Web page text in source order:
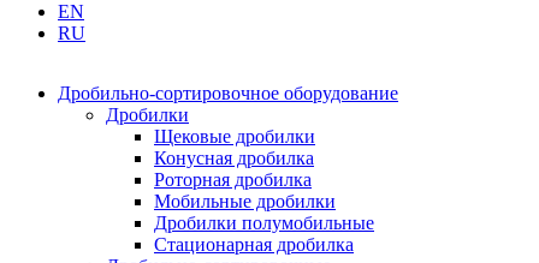
EN
RU
Дробильно-сортировочное оборудование
Дробилки
Щековые дробилки
Конусная дробилка
Роторная дробилка
Мобильные дробилки
Дробилки полумобильные
Стационарная дробилка